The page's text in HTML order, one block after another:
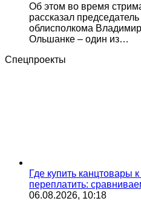
Об этом во время
рассказал
облисполкома
Ольшанке – один из…
Спецпроекты
Где купить канцтовары
переплатить:
06.08.2026, 10:18